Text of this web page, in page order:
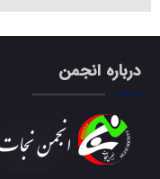
درباره انجمن